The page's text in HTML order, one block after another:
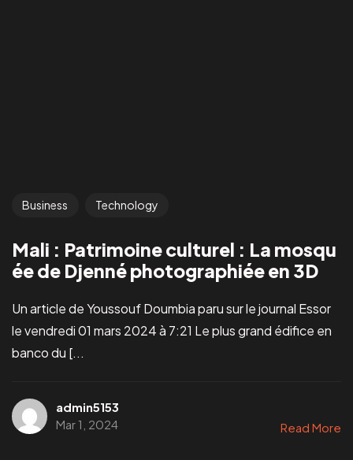
Business Technology
Mali : Patrimoine culturel : La mosqu
ée de Djenné photographiée en 3D
Un article de Youssouf Doumbia paru sur le journal Essor
le vendredi 01 mars 2024 à 7:21 Le plus grand édifice en
banco du [...
admin5153
Mar 1, 2024
Read More